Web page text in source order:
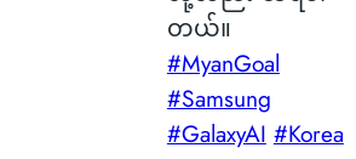
တယ်။
#MyanGoal
#Samsung
#GalaxyAI #Korea